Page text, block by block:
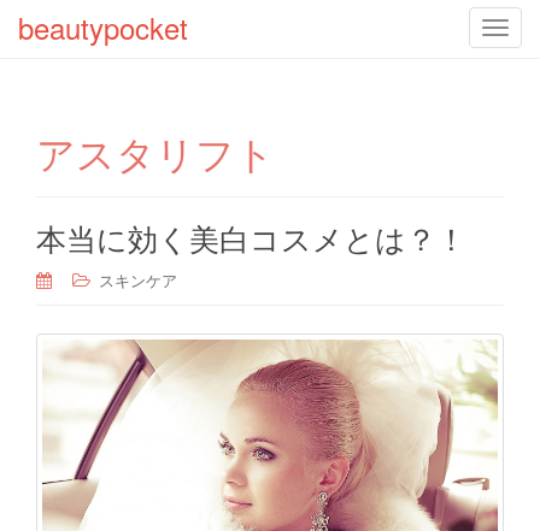
T
a
t
i
o
n
beautypocket
アスタリフト
本当に効く美白コスメとは？！
スキンケア